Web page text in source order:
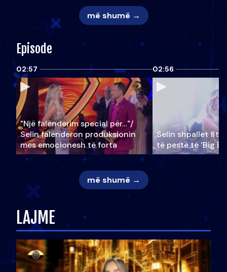
më shumë →
Episode
02:57
"Një falenderim special për…"/
Selin falënderon produksionin
mes emocionesh të forta
02:56
Selin shpallet
të pestë të ‘Big
më shumë →
LAJME